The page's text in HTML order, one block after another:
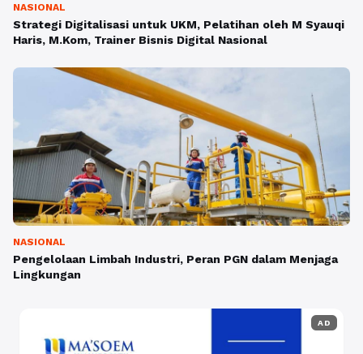
NASIONAL
Strategi Digitalisasi untuk UKM, Pelatihan oleh M Syauqi
Haris, M.Kom, Trainer Bisnis Digital Nasional
NASIONAL
Pengelolaan Limbah Industri, Peran PGN dalam Menjaga
Lingkungan
AD